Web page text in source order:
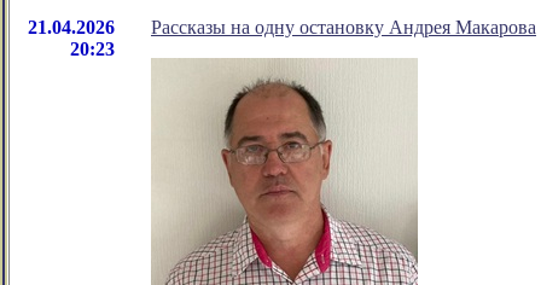
21.04.2026
20:23
Рассказы на одну остановку Андрея Макарова